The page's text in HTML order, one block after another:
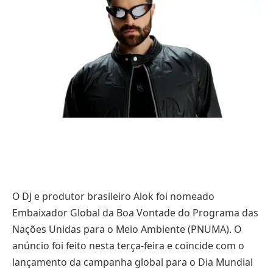
O DJ e produtor brasileiro Alok foi nomeado
Embaixador Global da Boa Vontade do Programa das
Nações Unidas para o Meio Ambiente (PNUMA). O
anúncio foi feito nesta terça-feira e coincide com o
lançamento da campanha global para o Dia Mundial